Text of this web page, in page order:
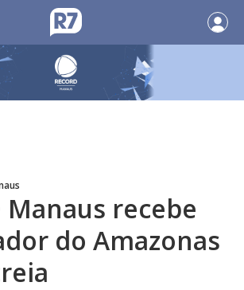
Manaus recebe
do Amazonas